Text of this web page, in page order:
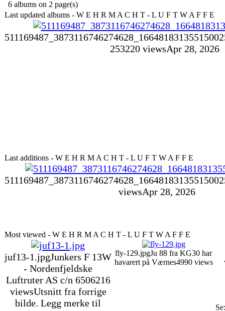
6 albums on 2 page(s)
Last updated albums - W E H R M A C H T - L U F T W A F F E
253220 viewsApr 28, 2026
Last additions - W E H R M A C H T - L U F T W A F F E
viewsApr 28, 2026
Most viewed - W E H R M A C H T - L U F T W A F F E
juf13-1.jpgJunkers F 13W
- Nordenfjeldske
Luftruter AS c/n 6506216
viewsUtsnitt fra forrige
bilde. Legg merke til
fly-129.jpgJu 88 fra KG30 har
havarert på Værnes4990 views